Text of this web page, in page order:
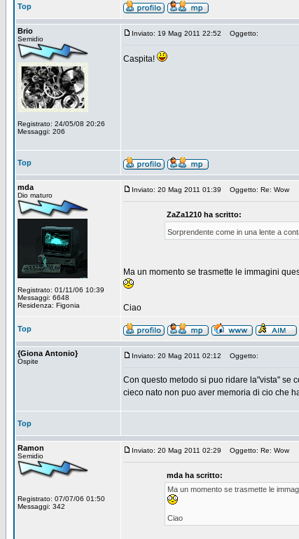
Top
Brio
Semidio
Registrato: 24/05/08 20:26
Messaggi: 206
Inviato: 19 Mag 2011 22:52 Oggetto:
Caspita!
Top
mda
Dio maturo
Registrato: 01/11/06 10:39
Messaggi: 6648
Residenza: Figonia
Inviato: 20 Mag 2011 01:39 Oggetto: Re: Wow
ZaZa1210 ha scritto:
Sorprendente come in una lente a
Ma un momento se trasmette le immagini
Ciao
Top
{Giona Antonio}
Ospite
Inviato: 20 Mag 2011 02:12 Oggetto:
Con questo metodo si puo ridare la"vista" se
cieco nato non puo aver memoria di cio che
Top
Ramon
Semidio
Registrato: 07/07/06 01:50
Messaggi: 342
Inviato: 20 Mag 2011 02:29 Oggetto: Re: Wow
mda ha scritto:
Ma un momento se trasmette le
Ciao